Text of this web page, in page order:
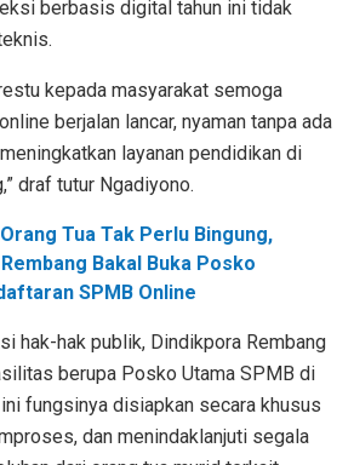
berbasis digital tahun ini tidak
kepada masyarakat semoga
berjalan lancar, nyaman tanpa ada
layanan pendidikan di
draf tutur Ngadiyono.
Orang Tua Tak Perlu Bingung,
Bakal Buka Posko
SPMB Online
hak-hak publik, Dindikpora Rembang
berupa Posko Utama SPMB di
fungsinya disiapkan secara khusus
dan menindaklanjuti segala